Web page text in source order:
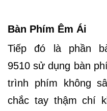
Bàn Phím Êm Ái
Tiếp đó là phần
9510 sử dụng bàn
trình phím không
chắc tay thậm chí